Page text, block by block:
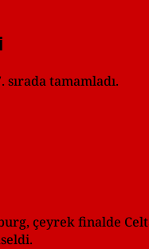
sırada tamamladı.
çeyrek finalde